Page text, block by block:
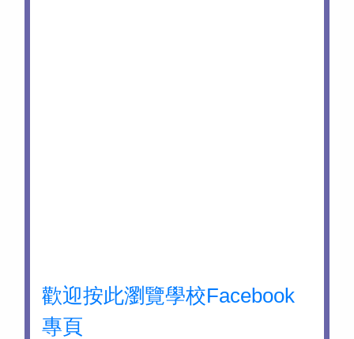
歡迎按此瀏覽學校Facebook
專頁